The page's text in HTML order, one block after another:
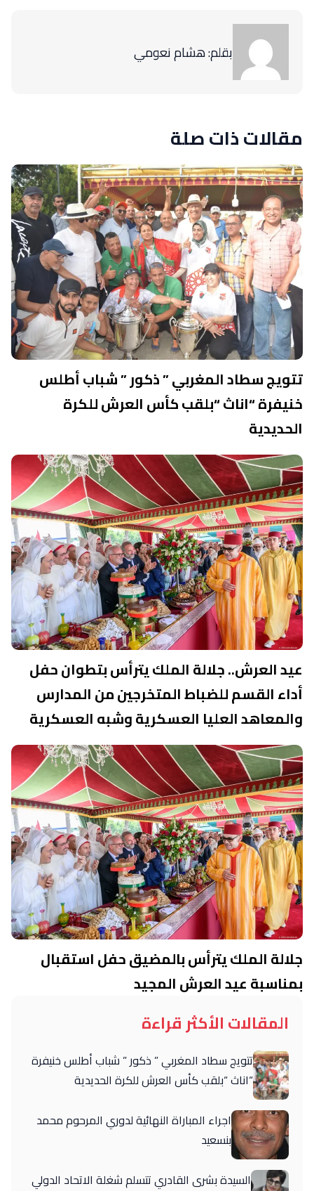
بقلم: هشام نعومي
مقالات ذات صلة
تتويج سطاد المغربي ” ذكور ” شباب أطلس
خنيفرة “اناث “بلقب كأس العرش للكرة
الحديدية
عيد العرش.. جلالة الملك يترأس بتطوان حفل
أداء القسم للضباط المتخرجين من المدارس
والمعاهد العليا العسكرية وشبه العسكرية
جلالة الملك يترأس بالمضيق حفل استقبال
بمناسبة عيد العرش المجيد
المقالات الأكثر قراءة
تتويج سطاد المغربي ” ذكور ” شباب أطلس خنيفرة
“اناث “بلقب كأس العرش للكرة الحديدية
اجراء المباراة النهائية لدوري المرحوم محمد
بنسعيد
السيدة بشرى القادري تتسلم شغلة الاتحاد الدولي